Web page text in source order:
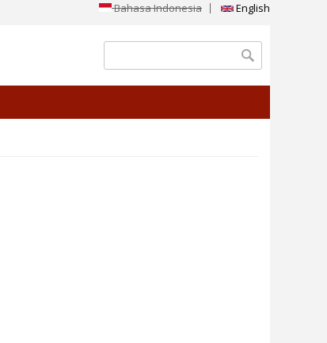
Bahasa Indonesia English
Search form